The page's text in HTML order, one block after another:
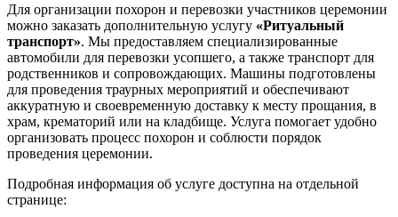
Для организации похорон и перевозки участников церемонии
можно заказать дополнительную услугу «Ритуальный
транспорт». Мы предоставляем специализированные
автомобили для перевозки усопшего, а также транспорт для
родственников и сопровождающих. Машины подготовлены
для проведения траурных мероприятий и обеспечивают
аккуратную и своевременную доставку к месту прощания, в
храм, крематорий или на кладбище. Услуга помогает удобно
организовать процесс похорон и соблюсти порядок
проведения церемонии.
Подробная информация об услуге доступна на отдельной
странице: